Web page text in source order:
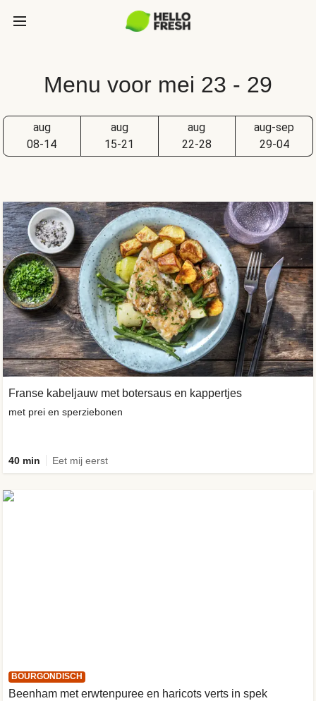
Menu voor mei 23 - 29
aug
08-14
aug
15-21
aug
22-28
aug-sep
29-04
BOURGONDISCH
Beenham met erwtenpuree en haricots verts in spek
Franse kabeljauw met botersaus en kappertjes
met prei en sperziebonen
40 min Eet mij eerst